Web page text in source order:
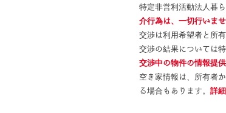
特定非営利活動法人暮
介行為は、一切行いませ
交渉は利用希望者と所
交渉の結果については
交渉中の物件の情報提
空き家情報は、所有者
る場合もあります。詳